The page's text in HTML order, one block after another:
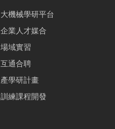
大機械學研平台
企業人才媒合
場域實習
互通合聘
產學研計畫
訓練課程開發